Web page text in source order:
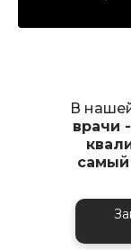
В
врачи